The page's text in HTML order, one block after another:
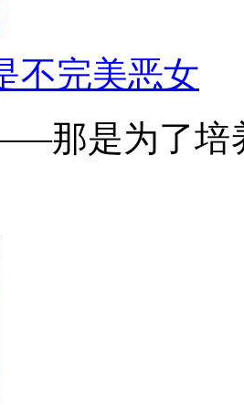
不完美恶女
那是为了培